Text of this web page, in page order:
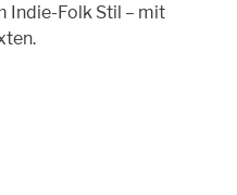
Indie-Folk Stil – mit